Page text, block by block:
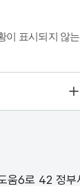
이 표시되지 않
움6로 42 정부